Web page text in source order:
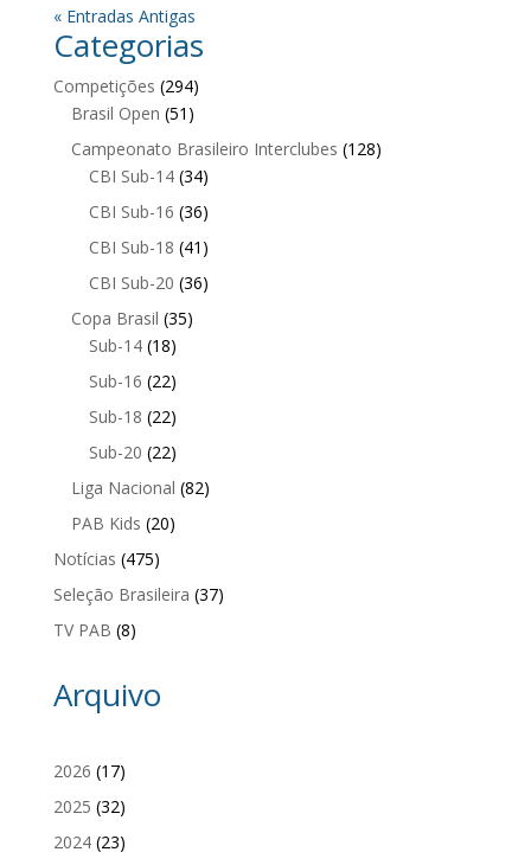
« Entradas Antigas
Categorias
Competições (294)
Brasil Open (51)
Campeonato Brasileiro Interclubes (128)
CBI Sub-14(34)
CBI Sub-16 (36)
CBI Sub-18 (41)
CBI Sub-20 (36)
Copa Brasil (35)
Sub-14(18)
Sub-16 (22)
Sub-18 (22)
Sub-20 (22)
Liga Nacional (82)
PAB Kids (20)
Notícias (475)
Seleção Brasileira (37)
TV PAB (8)
Arquivo
2026 (17)
2025 (32)
2024(23)